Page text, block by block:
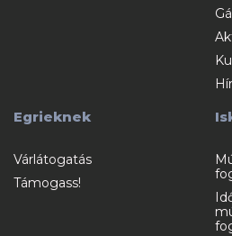
Egrieknek
Várlátogatás
Támogass!